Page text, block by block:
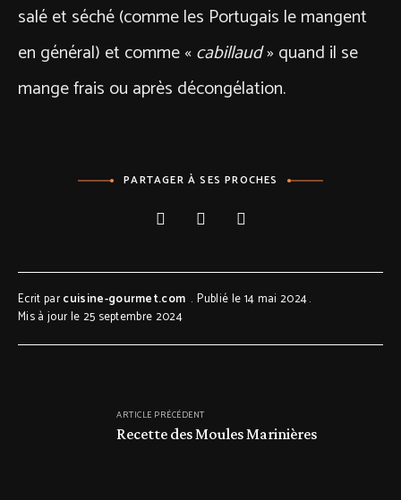
salé et séché (comme les Portugais le mangent
en général) et comme «cabillaud» quand il se
mange frais ou après décongélation.
PARTAGER À SES PROCHES
Ecrit parcuisine-gourmet.com
Publié le 14 mai 2024
Mis à jour le 25 septembre 2024
ARTICLE PRÉCÉDENT
Recette des Moules Marinières